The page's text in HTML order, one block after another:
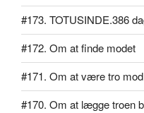
#173. TOTUSINDE.386
#172. Om at finde modet
#171. Om at være tro
#170. Om at lægge troen